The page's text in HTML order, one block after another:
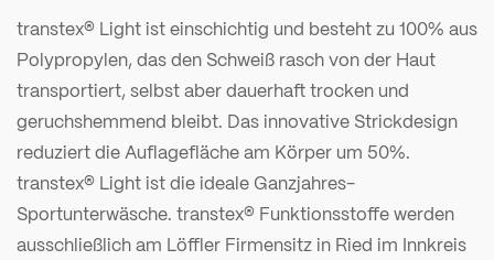
transtex® Light ist einschichtig und besteht zu 100% aus
Polypropylen, das den Schweiß rasch von der Haut
transportiert, selbst aber dauerhaft trocken und
geruchshemmend bleibt. Das innovative Strickdesign
reduziert die Auflagefläche am Körper um 50%.
transtex® Light ist die ideale Ganzjahres-
Sportunterwäsche. transtex® Funktionsstoffe werden
ausschließlich am Löffler Firmensitz in Ried im Innkreis